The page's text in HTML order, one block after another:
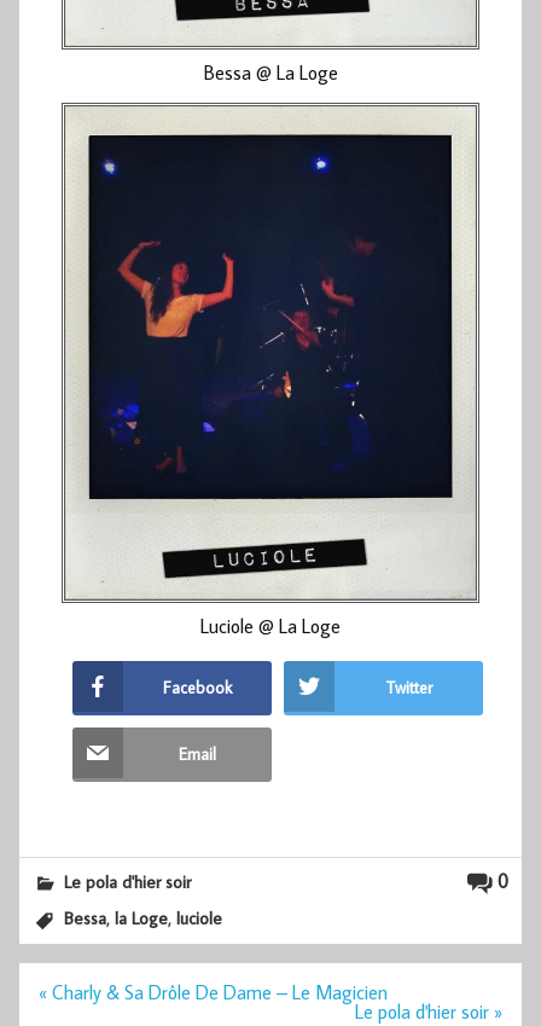
Bessa @ La Loge
Luciole @ La Loge
Facebook Twitter
Email
0
Le pola d'hier soir
Bessa,la Loge,luciole
Navigation
« Charly & Sa Drôle De Dame – Le Magicien
Le pola d'hier soir »